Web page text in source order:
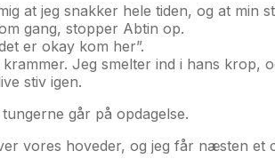
at jeg snakker hele tiden, og at min
gang, stopper Abtin op.
er okay kom her”.
Jeg smelter ind i hans
stiv igen.
går på opdagelse.
vores hoveder, og jeg får næsten et